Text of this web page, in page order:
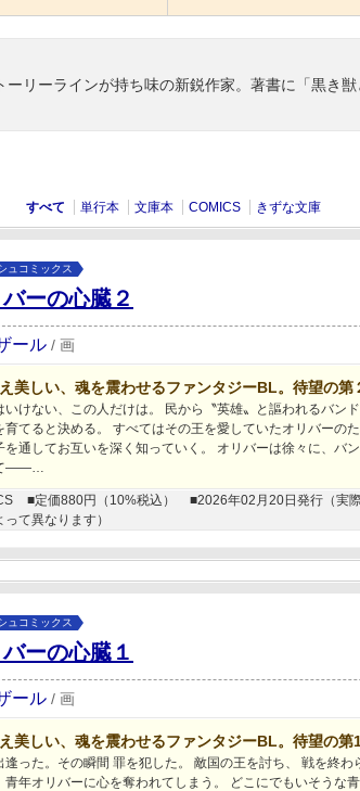
リーラインが持ち味の新鋭作家。著書に「黒き
すべて 単行本 文庫本 COMICS きずな文庫
ュコミックス
ーの心臓２
ール / 画
美しい、魂を震わせるファンタジーBL。待望の第
いけない、この人だけは。 民から〝英雄〟と謳われるバン
育てると決める。 すべてはその王を愛していたオリバーの
を通してお互いを深く知っていく。 オリバーは徐々に、バ
――…
■定価880円（10%税込）
■2026年02月20日発行（実
って異なります）
ュコミックス
ーの心臓１
ール / 画
美しい、魂を震わせるファンタジーBL。待望の第
逢った。その瞬間 罪を犯した。 敵国の王を討ち、 戦を終わ
青年オリバーに心を奪われてしまう。 どこにでもいそうな